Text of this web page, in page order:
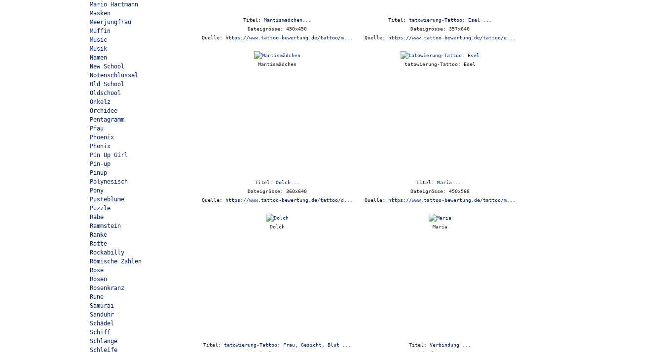
Mario Hartmann
Masken
Meerjungfrau
Muffin
Music
Musik
Namen
New School
Notenschlüssel
Old School
Oldschool
Onkelz
Orchidee
Pentagramm
Pfau
Phoenix
Phönix
Pin Up Girl
Pin-up
Pinup
Polynesisch
Pony
Pusteblume
Puzzle
Rabe
Rammstein
Ranke
Ratte
Rockabilly
Römische Zahlen
Rose
Rosen
Rosenkranz
Rune
Samurai
Sanduhr
Schädel
Schiff
Schlange
Schleife
Titel: Mantismädchen...
Dateigrösse: 450x450
Quelle: https://www.tattoo-bewertung.de/tattoo/m...
Mantismädchen
Titel: tatowierung-Tattoo: Esel ...
Dateigrösse: 357x640
Quelle: https://www.tattoo-bewertung.de/tattoo/e...
tatowierung-Tattoo: Esel
Titel: Dolch...
Dateigrösse: 360x640
Quelle: https://www.tattoo-bewertung.de/tattoo/d...
Dolch
Titel: Maria ...
Dateigrösse: 450x568
Quelle: https://www.tattoo-bewertung.de/tattoo/m...
Maria
Titel: tatowierung-Tattoo: Frau, Gesicht, Blut ...
Titel: Verbindung ...